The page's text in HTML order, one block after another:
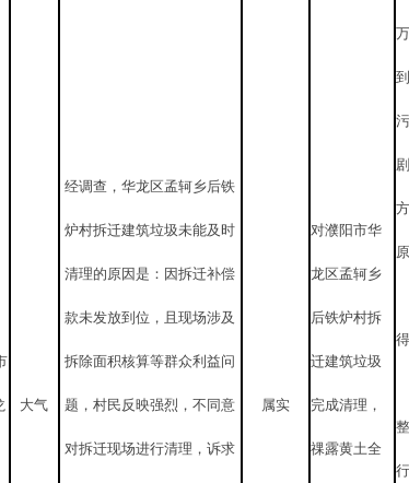
大气
经调查，华龙区孟轲乡后铁
炉村拆迁建筑垃圾未能及时
清理的原因是 ： 因拆迁补偿
款未发放到位，且现场涉及
拆除面积核算等群众利益问
题，村民反映强烈，不同意
对拆迁现场进行清理，诉求
属实
对濮阳市华
龙区孟轲乡
后铁炉村拆
迁建筑垃圾
完成清理，
祼露黄土全
整